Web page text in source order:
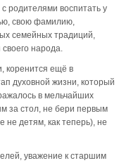
родителями воспитать у
свою фамилию,
семейных традиций,
народа.
коренится ещё в
духовной жизни, который
в мельчайших
за стол, не бери первым
не детям, как теперь), не
уважение к старшим